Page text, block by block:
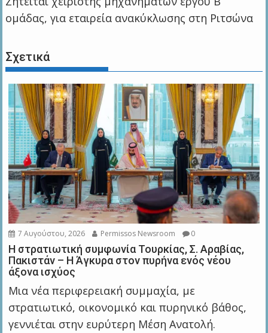
ομάδας, για εταιρεία ανακύκλωσης στη Ριτσώνα
Σχετικά
7 Αυγούστου, 2026 Permissos Newsroom 0
Η στρατιωτική συμφωνία Τουρκίας, Σ. Αραβίας,
Πακιστάν – Η Άγκυρα στον πυρήνα ενός νέου
άξονα ισχύος
Μια νέα περιφερειακή συμμαχία, με
στρατιωτικό, οικονομικό και πυρηνικό βάθος,
γεννιέται στην ευρύτερη Μέση Ανατολή.